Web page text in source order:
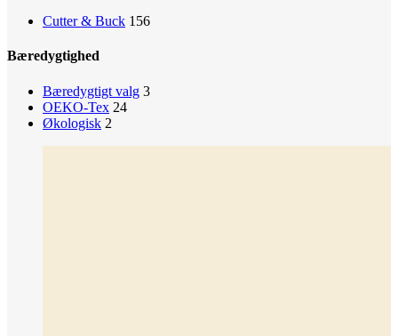
Cutter & Buck 156
Bæredygtighed
Bæredygtigt valg 3
OEKO-Tex 24
Økologisk 2